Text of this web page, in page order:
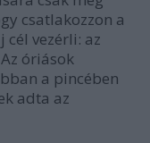
csatlakozzon a
cél vezérli: az
óriások
a pincében
adta az